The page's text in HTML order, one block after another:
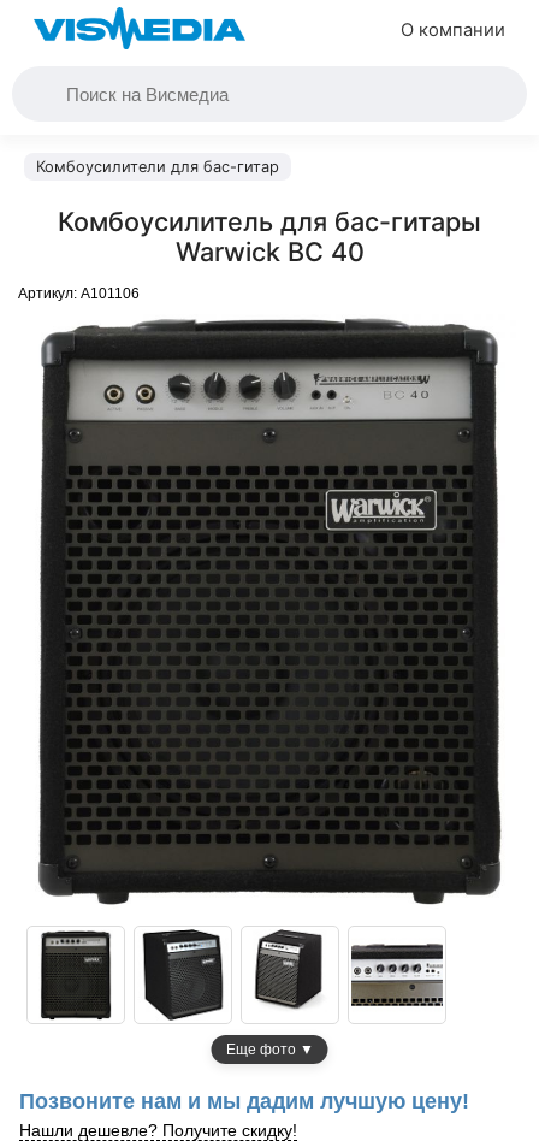
О компании
Комбоусилители для бас-гитар
Комбоусилитель для бас-гитары
Warwick BC 40
Артикул: A101106
Еще фото ▼
Позвоните нам и мы дадим лучшую цену!
Нашли дешевле? Получите скидку!